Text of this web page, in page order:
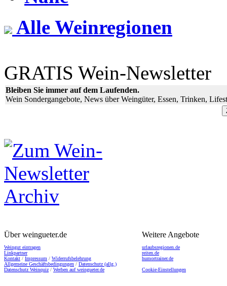
Alle Weinregionen
GRATIS Wein-Newsletter
Bleiben Sie immer auf dem Laufenden.
Wein Sondergangebote, News über Weingüter, Essen, Trinken,
Über weingueter.de
Weingut eintragen
Linkpartner
Kontakt / Impressum / Widerrufsbelehrung
Allgemeine Geschäftsbedingungen / Datenschutz (allg.)
Datenschutz Weinquiz / Werben auf weingueter.de
Weitere Angebote
urlaubsregionen.de
reiten.de
humortrainer.de
Cookie-Einstellungen